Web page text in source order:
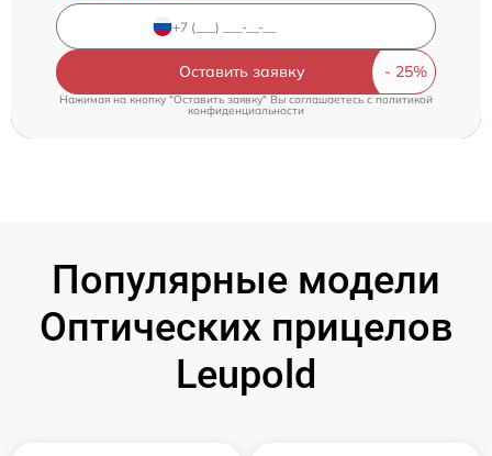
Оставить заявку
Нажимая на кнопку "Оставить заявку" Вы соглашаетесь c политикой
конфиденциальности
Популярные модели
Оптических прицелов
Leupold